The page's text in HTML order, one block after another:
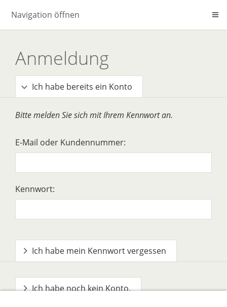
Navigation öffnen
Anmeldung
Ich habe bereits ein Konto
Bitte melden Sie sich mit Ihrem Kennwort an.
E-Mail oder Kundennummer:
Kennwort:
Ich habe mein Kennwort vergessen
Ich habe noch kein Konto.